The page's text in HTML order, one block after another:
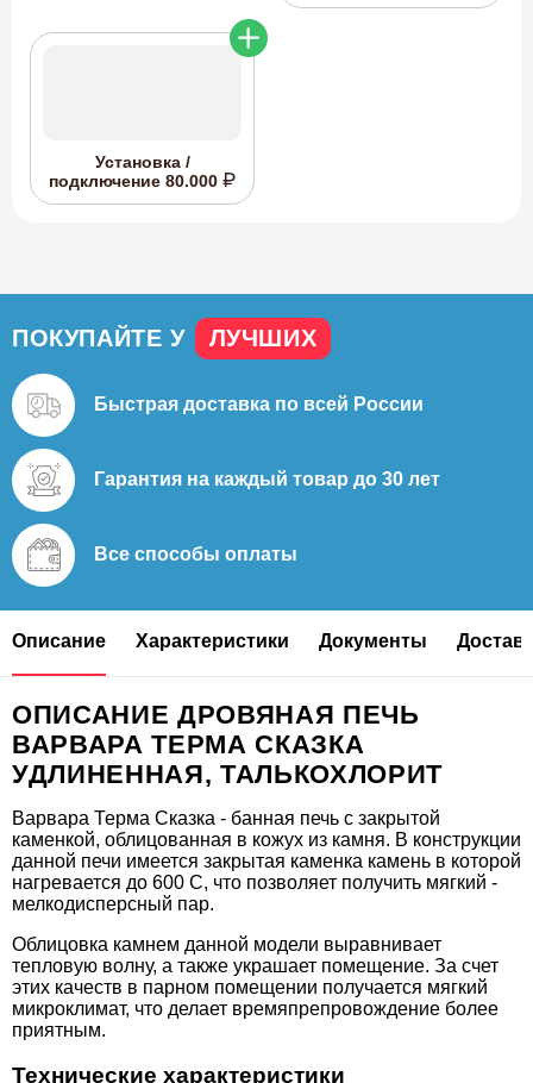
Установка /
подключение 80.000
ПОКУПАЙТЕ У ЛУЧШИХ
Быстрая доставка по всей России
Гарантия на каждый товар до 30 лет
Все способы оплаты
Описание Характеристики Документы
ОПИСАНИЕ ДРОВЯНАЯ ПЕЧЬ
ВАРВАРА ТЕРМА СКАЗКА
УДЛИНЕННАЯ, ТАЛЬКОХЛОРИТ
Варвара Терма Сказка - банная печь с закрытой
каменкой, облицованная в кожух из камня. В конструкции
данной печи имеется закрытая каменка камень в которой
нагревается до 600 С, что позволяет получить мягкий -
мелкодисперсный пар.
Облицовка камнем данной модели выравнивает
тепловую волну, а также украшает помещение. За счет
этих качеств в парном помещении получается мягкий
микроклимат, что делает времяпрепровождение более
приятным.
Технические характеристики